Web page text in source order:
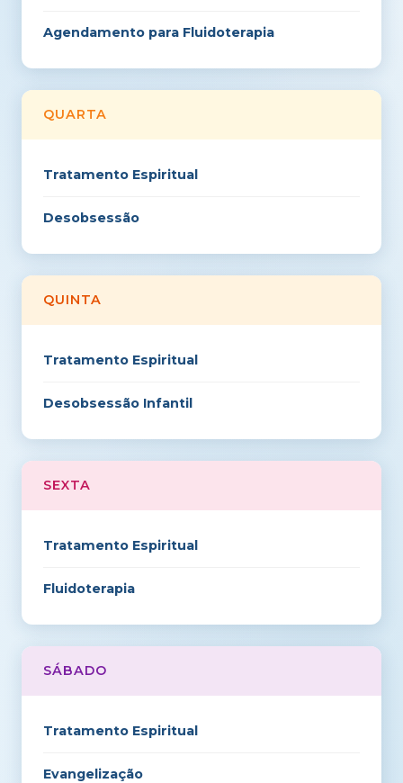
Agendamento para Fluidoterapia
QUARTA
Tratamento Espiritual
Desobsessão
QUINTA
Tratamento Espiritual
Desobsessão Infantil
SEXTA
Tratamento Espiritual
Fluidoterapia
SÁBADO
Tratamento Espiritual
Evangelização